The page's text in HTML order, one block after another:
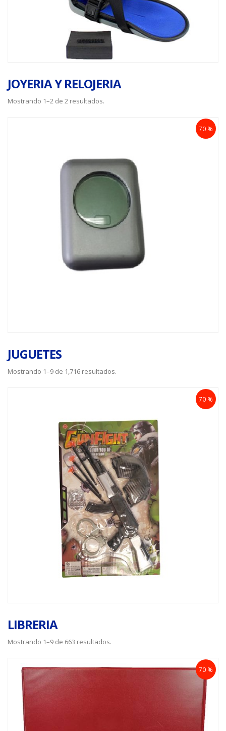
JOYERIA Y RELOJERIA
Mostrando 1–2 de 2 resultados.
70 %
JUGUETES
Mostrando 1–9 de 1,716 resultados.
70 %
LIBRERIA
Mostrando 1–9 de 663 resultados.
70 %